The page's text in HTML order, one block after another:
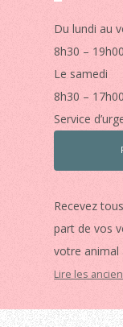
Du lundi au
8h30 – 19h00
Le samedi
8h30 – 17h00
Service
Recevez
part de vos
votre animal
Lire les